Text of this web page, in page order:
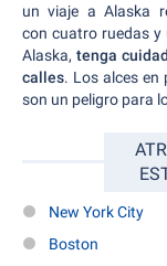
un viaje a Alaska
con cuatro ruedas y
Alaska, tenga
calles. Los alces en
son un peligro para
New York City
Boston